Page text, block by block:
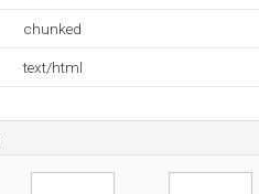
chunked
text/html